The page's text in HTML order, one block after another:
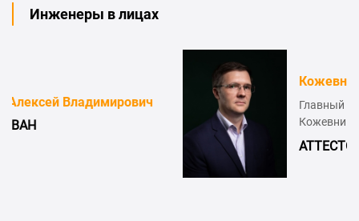
Инженеры в лицах
Кожевников Владимир
Главный специалист
Кожевников В.В.»
АТТЕСТОВАН